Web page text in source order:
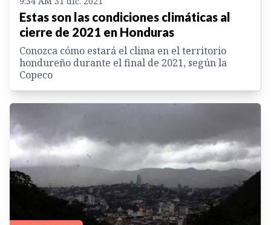
Estas son las condiciones climáticas al
cierre de 2021 en Honduras
Conozca cómo estará el clima en el territorio
hondureño durante el final de 2021, según la
Copeco